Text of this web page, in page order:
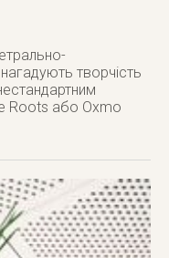
творчість
Roots або Oxmo